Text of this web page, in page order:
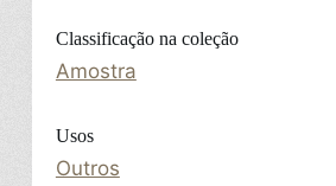
Classificação na coleção
Amostra
Usos
Outros